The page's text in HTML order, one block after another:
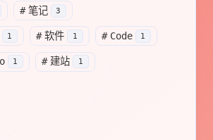
# 笔记 3
1 # 软件 1 # Code 1
1 # 建站 1
侵中国东北，爆发庚子事
A.D.1901